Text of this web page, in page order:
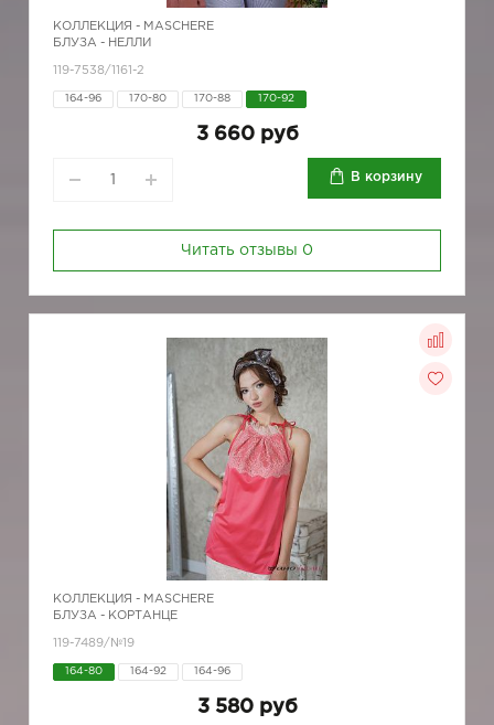
КОЛЛЕКЦИЯ - MASCHERE
БЛУЗА - НЕЛЛИ
119-7538/1161-2
164-96 170-80 170-88 170-92
3 660 руб
В корзину
Читать отзывы 0
КОЛЛЕКЦИЯ - MASCHERE
БЛУЗА - КОРТАНЦЕ
119-7489/№19
164-80 164-92 164-96
3 580 руб